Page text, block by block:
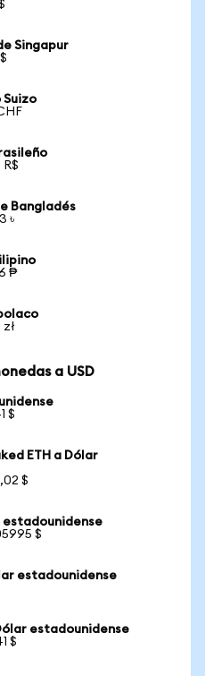
Singapur
Suizo
R$
Bangladés
৳
₱
a USD
$
ETH a Dólar
$
estadounidense
$
estadounidense
estadounidense
$